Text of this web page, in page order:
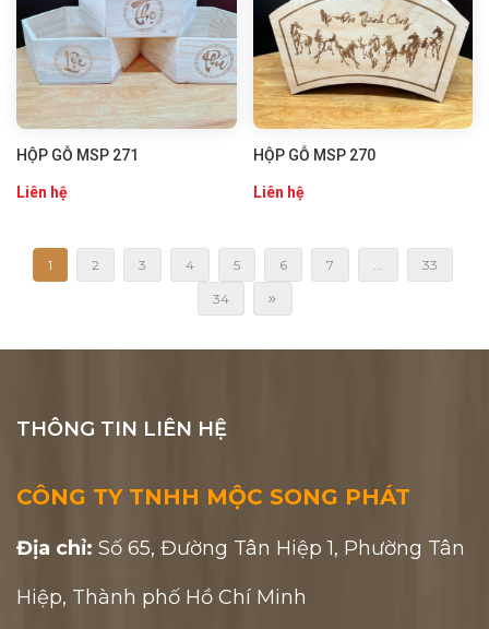
HỘP GỖ MSP 271
Liên hệ
HỘP GỖ MSP 270
Liên hệ
1 2 3 4 5 6 7 ... 33
34
THÔNG TIN LIÊN HỆ
CÔNG TY TNHH MỘC SONG PHÁT
Địa chỉ: Số 65, Đường Tân Hiệp 1, Phường Tân
Hiệp, Thành phố Hồ Chí Minh